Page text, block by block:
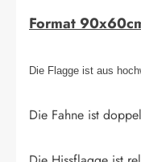
Format
Die Flagge ist aus
Die Fahne ist